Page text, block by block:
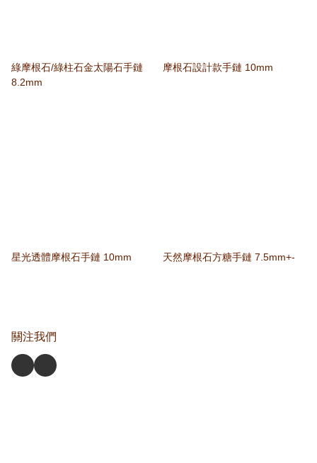
綠摩根石/綠柱石金太陽石手鏈
8.2mm
摩根石設計款手鏈 10mm
星光透體摩根石手鏈 10mm 天然摩根石方糖手鏈 7.5mm+-
關注我們